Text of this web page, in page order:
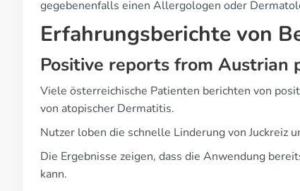
gegebenenfalls einen Allergologen oder
Erfahrungsberichte von
Positive reports from Austrian
Viele österreichische Patienten berichten von
von atopischer Dermatitis.
Nutzer loben die schnelle Linderung von Juckreiz
Die Ergebnisse zeigen, dass die Anwendung
kann.